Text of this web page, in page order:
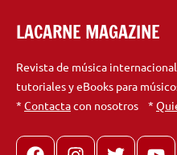
LACARNE MAGAZINE
Revista de música
tutoriales y eBooks para
* Contactacon nosotros *
FacebookInstagram
X